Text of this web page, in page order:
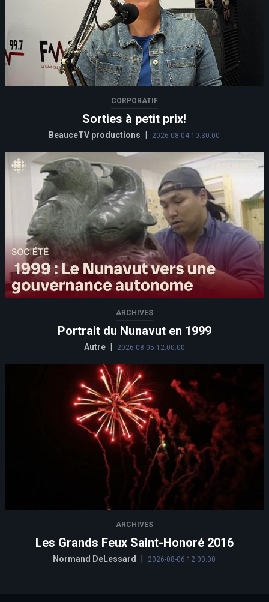
CORPORATIF
Sorties à petit prix!
BeauceTV productions 2026-08-04 10:30:00
ARCHIVES
Portrait du Nunavut en 1999
Autre 2026-08-05 12:00:00
ARCHIVES
Les Grands Feux Saint-Honoré 2016
Normand DeLessard 2026-08-06 12:00:00